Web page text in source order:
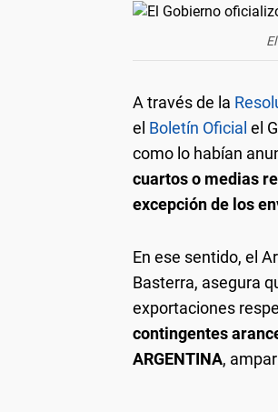
A través de la
el Boletín Oficial el
como lo habían
cuartos o medias
excepción de los
En ese sentido, el
Basterra, asegura
exportaciones
contingentes
ARGENTINA,